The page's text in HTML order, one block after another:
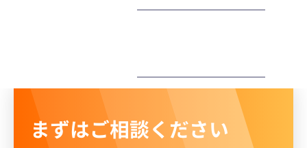
まずはご相談ください